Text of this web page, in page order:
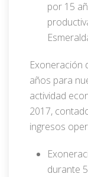
por 15
Exoneración
años para
actividad
2017,
ingresos
durante